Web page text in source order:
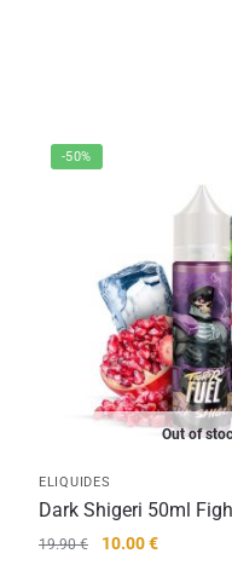
-50%
Out of
ELIQUIDES
Dark Shigeri 50ml
19.90€
Le
10.00€Le